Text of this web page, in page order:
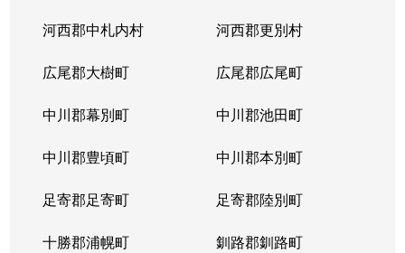
河西郡中札内村 河西郡更別村
広尾郡大樹町 広尾郡広尾町
中川郡幕別町 中川郡池田町
中川郡豊頃町 中川郡本別町
足寄郡足寄町 足寄郡陸別町
十勝郡浦幌町 釧路郡釧路町